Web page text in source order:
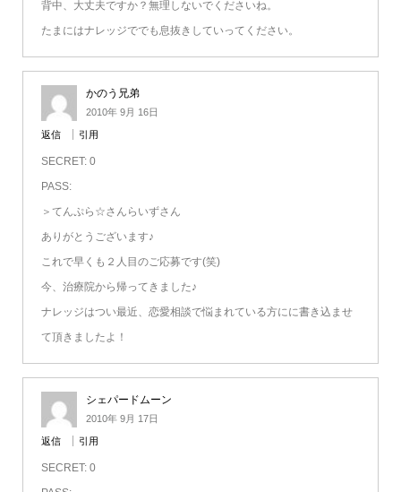
背中、大丈夫ですか？無理しないでくださいね。
たまにはナレッジででも息抜きしていってください。
かのう兄弟
2010年 9月 16日
返信 引用
SECRET: 0
PASS:
＞てんぷら☆さんらいずさん
ありがとうございます♪
これで早くも２人目のご応募です(笑)
今、治療院から帰ってきました♪
ナレッジはつい最近、恋愛相談で悩まれている方にに書き込ませ
て頂きましたよ！
シェパードムーン
2010年 9月 17日
返信 引用
SECRET: 0